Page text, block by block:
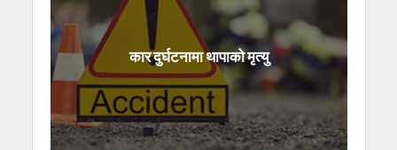
कार दुर्घटनामा थापाको मृत्यु